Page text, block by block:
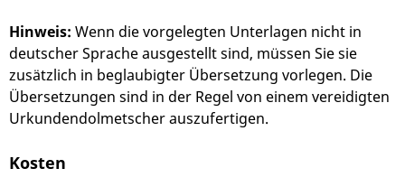
Hinweis: Wenn die vorgelegten Unterlagen nicht in
deutscher Sprache ausgestellt sind, müssen Sie sie
zusätzlich in beglaubigter Übersetzung vorlegen. Die
Übersetzungen sind in der Regel von einem vereidigten
Urkundendolmetscher auszufertigen.
Kosten